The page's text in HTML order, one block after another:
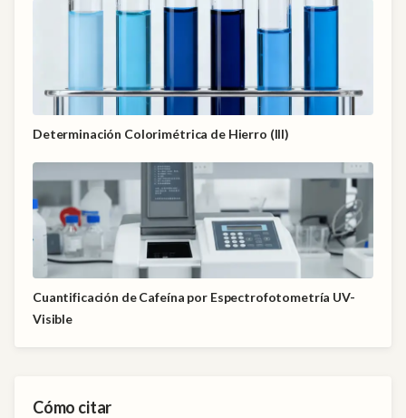
Determinación Colorimétrica de Hierro (III)
Cuantificación de Cafeína por Espectrofotometría UV-
Visible
Cómo citar